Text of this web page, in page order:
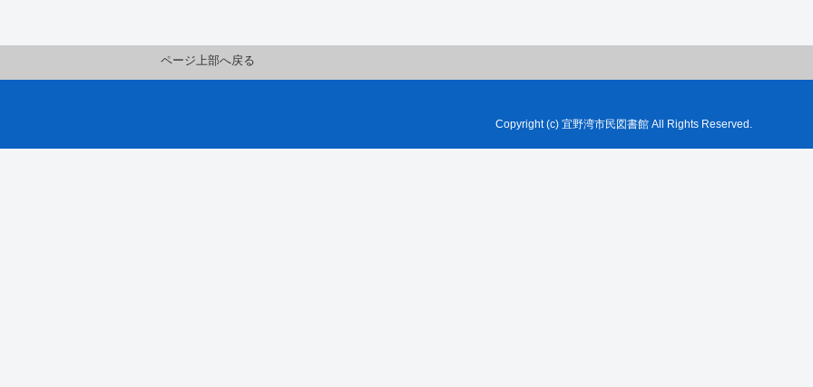
ページ上部へ戻る
Copyright (c) 宜野湾市民図書館 All Rights Reserved.